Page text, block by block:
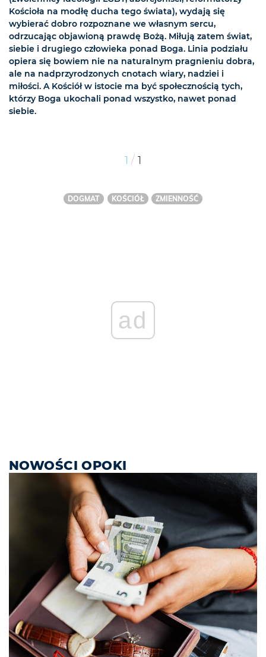
Kościoła na modłę ducha tego świata), wydają się
wybierać dobro rozpoznane we własnym sercu,
odrzucając objawioną prawdę Bożą. Miłują zatem świat,
siebie i drugiego człowieka ponad Boga. Linia podziału
opiera się bowiem nie na naturalnym pragnieniu dobra,
ale na nadprzyrodzonych cnotach wiary, nadziei i
miłości. A Kościół w istocie ma być społecznością tych,
którzy Boga ukochali ponad wszystko, nawet ponad
siebie.
1 / 1
DOGMAT KOŚCIÓŁ ZMIENNOŚĆ
ad
NOWOŚCI OPOKI